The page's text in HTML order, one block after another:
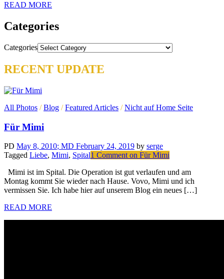
READ MORE
Categories
Categories
RECENT UPDATE
All Photos /Blog /Featured Articles /Nicht auf Home Seite
Für Mimi
PD May 8, 2010; MD February 24, 2019 by serge
Tagged Liebe, Mimi, Spital1 Comment on Für Mimi
Mimi ist im Spital. Die Operation ist gut verlaufen und am
Montag kommt Sie wieder nach Hause. Vovo, Mimi und ich
vermissen Sie. Ich habe hier auf unserem Blog ein neues […]
READ MORE